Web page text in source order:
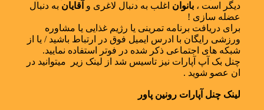
دیگر است ، بانوان اغلب به دنبال لاغری و آقایان به دنبال
عضله سازی !
برای دریافت برنامه تمرینی یا رژیم غذایی یا مشاوره
ورزشی رایگان با ادرس ایمیل فوق در ارتباط باشید / یا از
شبکه های اجتماعی ذکر شده در فوتر استفاده نمایید.
چنل بک آپ آپارات نیز تاسیس شد از لینک زیر میتوانید در
ان عصو شوید .
لینک چنل آپارات رونین پاور